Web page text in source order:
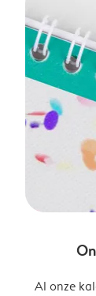
Al onze